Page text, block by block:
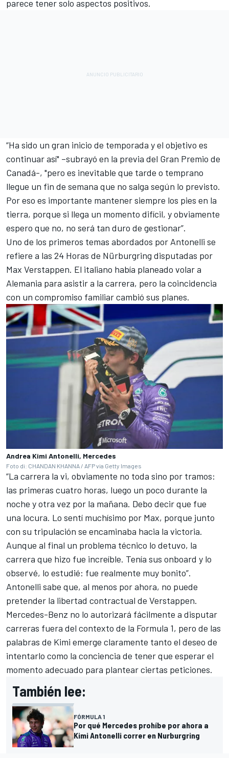
parece tener solo aspectos positivos.
“Ha sido un gran inicio de temporada y el objetivo es
continuar así" –subrayó en la previa del Gran Premio de
Canadá-, "pero es inevitable que tarde o temprano
llegue un fin de semana que no salga según lo previsto.
Por eso es importante mantener siempre los pies en la
tierra, porque si llega un momento difícil, y obviamente
espero que no, no será tan duro de gestionar”.
Uno de los primeros temas abordados por Antonelli se
refiere a las 24 Horas de Nürburgring disputadas por
Max Verstappen. El italiano había planeado volar a
Alemania para asistir a la carrera, pero la coincidencia
con un compromiso familiar cambió sus planes.
Andrea Kimi Antonelli, Mercedes
Foto di: CHANDAN KHANNA / AFP via Getty Images
“La carrera la vi, obviamente no toda sino por tramos:
las primeras cuatro horas, luego un poco durante la
noche y otra vez por la mañana. Debo decir que fue
una locura. Lo sentí muchísimo por Max, porque junto
con su tripulación se encaminaba hacia la victoria.
Aunque al final un problema técnico lo detuvo, la
carrera que hizo fue increíble. Tenía sus onboard y lo
observé, lo estudié: fue realmente muy bonito”.
Antonelli sabe que, al menos por ahora, no puede
pretender la libertad contractual de Verstappen.
Mercedes-Benz no lo autorizará fácilmente a disputar
carreras fuera del contexto de la Formula 1, pero de las
palabras de Kimi emerge claramente tanto el deseo de
intentarlo como la conciencia de tener que esperar el
momento adecuado para plantear ciertas peticiones.
También lee:
FÓRMULA 1
Por qué Mercedes prohíbe por ahora a
Kimi Antonelli correr en Nurburgring